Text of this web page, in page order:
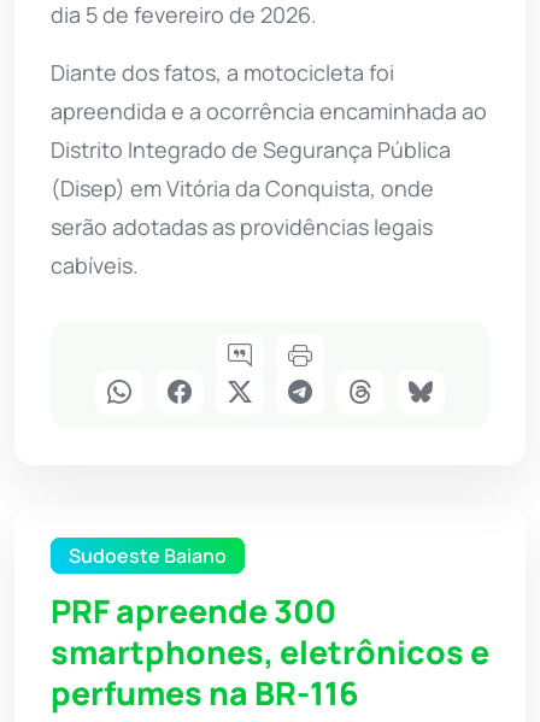
dia 5 de fevereiro de 2026.
Diante dos fatos, a motocicleta foi
apreendida e a ocorrência encaminhada ao
Distrito Integrado de Segurança Pública
(Disep) em Vitória da Conquista, onde
serão adotadas as providências legais
cabíveis.
Sudoeste Baiano
PRF apreende 300
smartphones, eletrônicos e
perfumes na BR-116